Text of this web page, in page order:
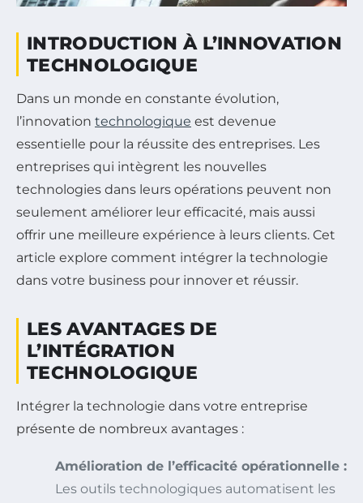
INTRODUCTION À L’INNOVATION
TECHNOLOGIQUE
Dans un monde en constante évolution,
l’innovation technologique est devenue
essentielle pour la réussite des entreprises. Les
entreprises qui intègrent les nouvelles
technologies dans leurs opérations peuvent non
seulement améliorer leur efficacité, mais aussi
offrir une meilleure expérience à leurs clients. Cet
article explore comment intégrer la technologie
dans votre business pour innover et réussir.
LES AVANTAGES DE
L’INTÉGRATION
TECHNOLOGIQUE
Intégrer la technologie dans votre entreprise
présente de nombreux avantages :
Amélioration de l’efficacité opérationnelle :
Les outils technologiques automatisent les